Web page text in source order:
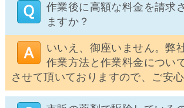
作業後に高額な料金を請求
ますか？
いいえ、御座いません。弊
作業方法と作業料金につい
させて頂いておりますので、ご安心